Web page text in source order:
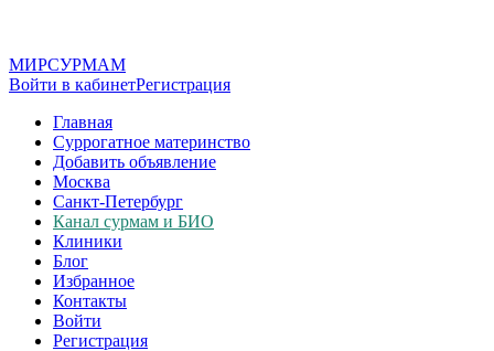
МИРСУРМАМ
Войти в кабинетРегистрация
Главная
Суррогатное материнство
Добавить объявление
Москва
Санкт-Петербург
Канал сурмам и БИО
Клиники
Блог
Избранное
Контакты
Войти
Регистрация